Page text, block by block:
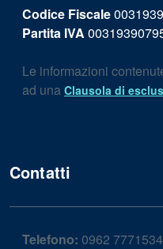
Codice Fiscale
Partita IVA
Le informazioni
ad una Clausola di
Contatti
Telefono: 0962 7771534